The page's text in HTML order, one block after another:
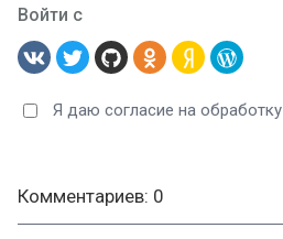
Войти с
Я даю согласие на обработку
Комментариев: 0